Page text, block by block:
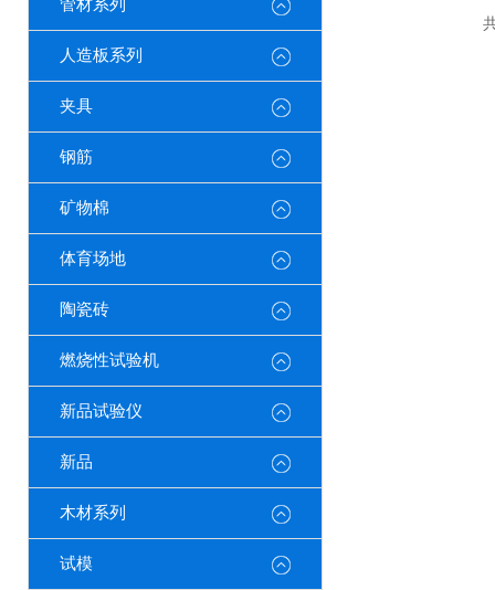
管材系列
人造板系列
夹具
钢筋
矿物棉
体育场地
陶瓷砖
燃烧性试验机
新品试验仪
新品
木材系列
试模